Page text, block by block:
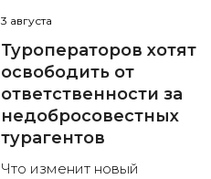
3 августа
Туроператоров хотят
освободить от
ответственности за
недобросовестных
турагентов
Что изменит новый